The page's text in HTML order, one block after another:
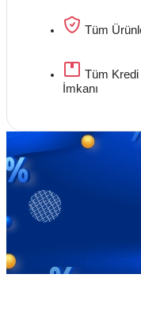
Tüm
Tüm Kredi
İmkanı